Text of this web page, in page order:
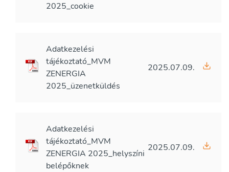
2025_cookie
Adatkezelési
tájékoztató_MVM
ZENERGIA
2025_üzenetküldés
2025.07.09.
Adatkezelési
tájékoztató_MVM
ZENERGIA 2025_helyszíni
belépőknek
2025.07.09.